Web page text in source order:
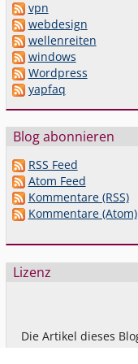
vpn
webdesign
wellenreiten
windows
Wordpress
yapfaq
Blog abonnieren
RSS Feed
Atom Feed
Kommentare (RSS)
Kommentare (Atom)
Lizenz
Die Artikel dieses